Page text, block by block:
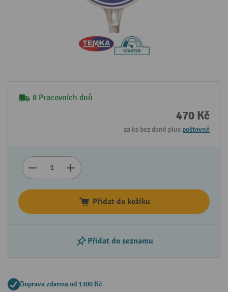
8 Pracovních dnů
470 Kč
za ks bez daně plus poštovné
Přidat do košíku
Přidat do seznamu
Doprava zdarma od 1300 Kč